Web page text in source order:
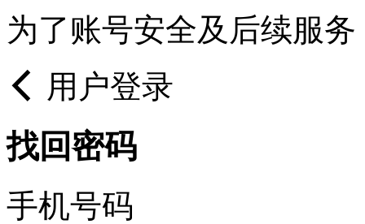
为了账号安全及后续服
用户登录
找回密码
手机号码